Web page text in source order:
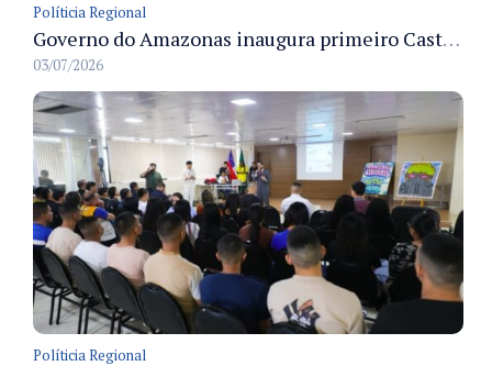
Políticia Regional
Governo do Amazonas inaugura primeiro Castramóvel Fluvial para atendimento veterinário às comunidades ribeirinhas e castração gratuita
03/07/2026
Políticia Regional